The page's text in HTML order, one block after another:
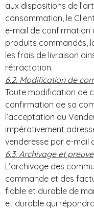
aux dispositions de
consommation, le
e-mail de confirmation
produits commandés,
les frais de livraison
rétractation.
6.2. Modification de
Toute modification de
confirmation de sa
l’acceptation du
impérativement
venderesse par e-mail
6.3. Archivage et preuve
L’archivage des
commande et des
fiable et durable de
et durable qui